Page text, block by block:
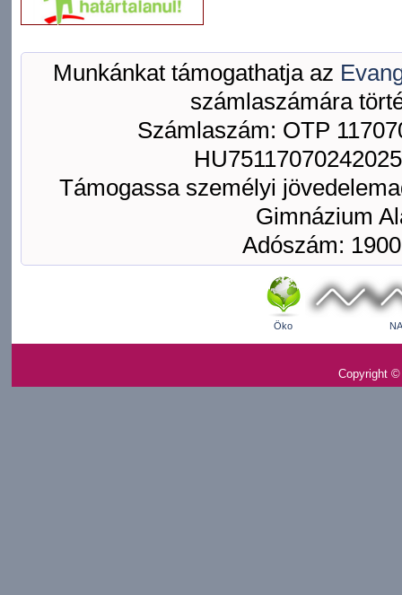
Munkánkat támogathatja az
számlaszámára
Számlaszám: OTP
Támogassa személyi
Gimnázium
Adószám:
Öko
Copyright